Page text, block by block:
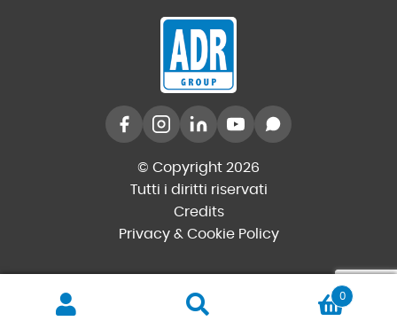
© Copyright 2026
Tutti i diritti riservati
Credits
Privacy & Cookie Policy
0